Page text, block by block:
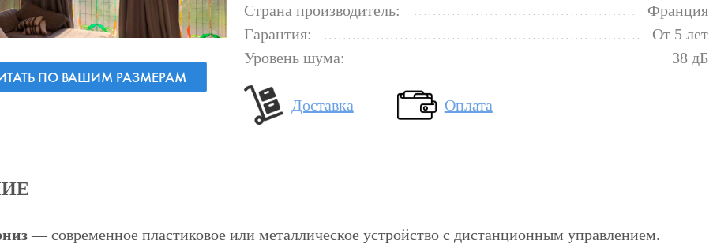
ПО ВАШИМ РАЗМЕРАМ
Страна производитель:
Франция
Гарантия:
От 5 лет
Уровень шума:
38 дБ
Доставка Оплата
— современное пластиковое или металлическое устройство с дистанционным управлением.